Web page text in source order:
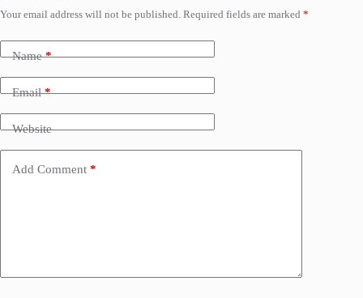
Your email address will not be published. Required fields are marked *
Name*
Email*
Website
Add Comment *